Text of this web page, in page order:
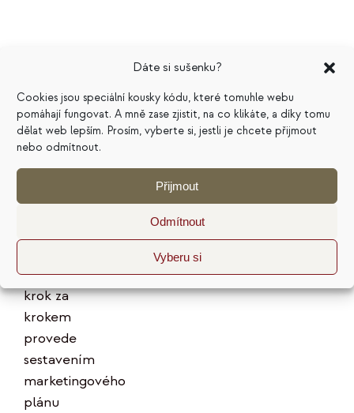
Dáte si sušenku?
Cookies jsou speciální kousky kódu, které tomuhle webu
pomáhají fungovat. A mně zase zjistit, na co klikáte, a díky tomu
dělat web lepším. Prosím, vyberte si, jestli je chcete přijmout
nebo odmítnout.
Přijmout
Odmítnout
Vyberu si
Marketingový
plán na
pivním
E-kniha vás
krok za
krokem
provede
sestavením
marketingového
plánu